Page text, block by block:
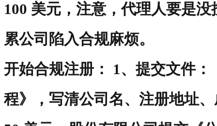
100 美元，注意，代理人要是
累公司陷入合规麻烦。
开始合规注册： 1、提交文件
程》，写清公司名、注册地址